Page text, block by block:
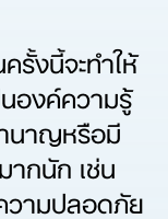
รั้งนี้จะทำให้
องค์ความรู้
นาญหรือมี
ากนัก เช่น
วามปลอดภัย